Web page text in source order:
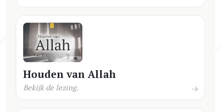
Houden van Allah
Bekijk de lezing.